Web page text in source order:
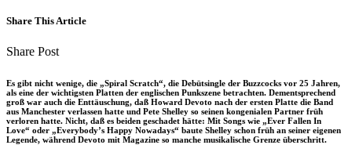
Facebook
to
via
Share This Article
Share PostShare
Facebook
Copy
clipboard
Send
via
eMail
Es gibt nicht wenige, die „Spiral Scratch“, die Debütsingle der Buzzcocks vor 25 Jahren,
als eine der wichtigsten Platten der englischen Punkszene betrachten. Dementsprechend
groß war auch die Enttäuschung, daß Howard Devoto nach der ersten Platte die Band
aus Manchester verlassen hatte und Pete Shelley so seinen kongenialen Partner früh
verloren hatte. Nicht, daß es beiden geschadet hätte: Mit Songs wie „Ever Fallen In
Love“ oder „Everybody’s Happy Nowadays“ baute Shelley schon früh an seiner eigenen
Legende, während Devoto mit Magazine so manche musikalische Grenze überschritt.